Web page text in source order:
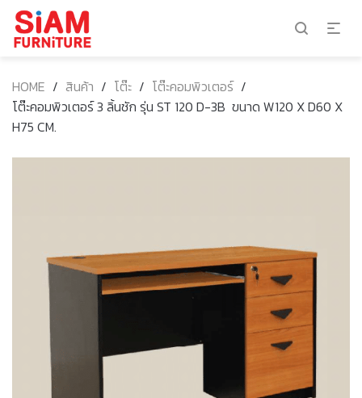
HOME / สินค้า / โต๊ะ / โต๊ะคอมพิวเตอร์ /
โต๊ะคอมพิวเตอร์ 3 ลิ้นชัก รุ่น ST 120 D-3B ขนาด W120 X D60 X
H75 CM.